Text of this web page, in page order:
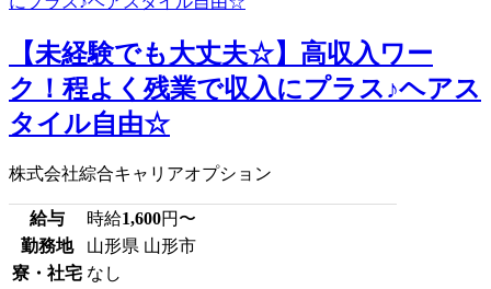
【未経験でも大丈夫☆】高収入ワー
ク！程よく残業で収入にプラス♪ヘアス
タイル自由☆
株式会社綜合キャリアオプション
給与 時給1,600円〜
勤務地
山形県 山形市
寮・社宅 なし